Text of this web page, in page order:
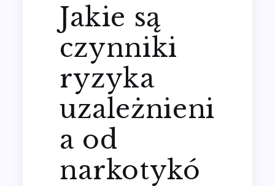
Jakie są
czynniki
ryzyka
uzależnieni
a od
narkotykó